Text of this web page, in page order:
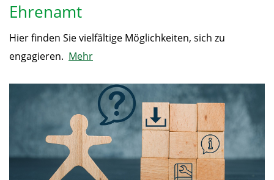
Ehrenamt
Hier finden Sie vielfältige Möglichkeiten, sich zu
engagieren. Mehr